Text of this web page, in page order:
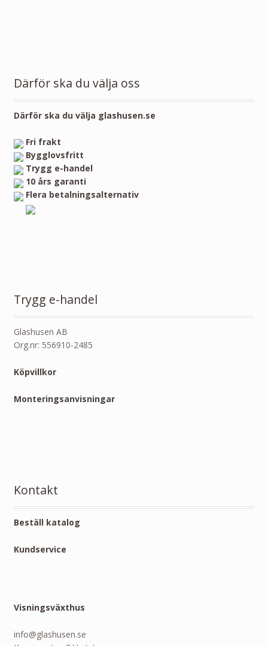
Därför ska du välja oss
Därför ska du välja glashusen.se
Fri frakt
Bygglovsfritt
Trygg e-handel
10 års garanti
Flera betalningsalternativ
Trygg e-handel
Glashusen AB
Org.nr: 556910-2485
Köpvillkor
Monteringsanvisningar
Kontakt
Beställ katalog
Kundservice
Visningsväxthus
info@glashusen.se